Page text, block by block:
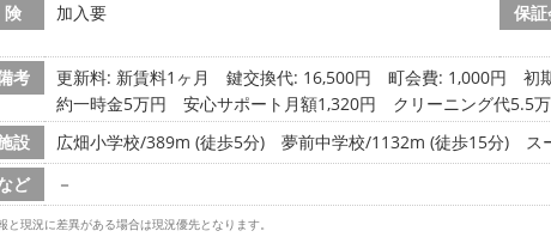
加入要 保
考
更新料: 新賃料1ヶ月 鍵交換代: 16,500円 町会費: 1,000円
初
約一時金5万円 安心サポート月額1,320円 クリーニング代5.5
設
広畑小学校/389m (徒歩5分) 夢前中学校/1132m (徒歩15分)
ス
ど
－
と現況に差異がある場合は現況優先となります。